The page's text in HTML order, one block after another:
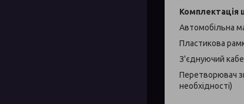
Комплектація
Автомобільна
Пластикова
З'єднуючий
Перетворювач
необхідності)